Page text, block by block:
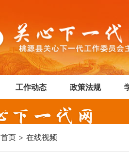
工作动态 政策法规
首页 > 在线视频